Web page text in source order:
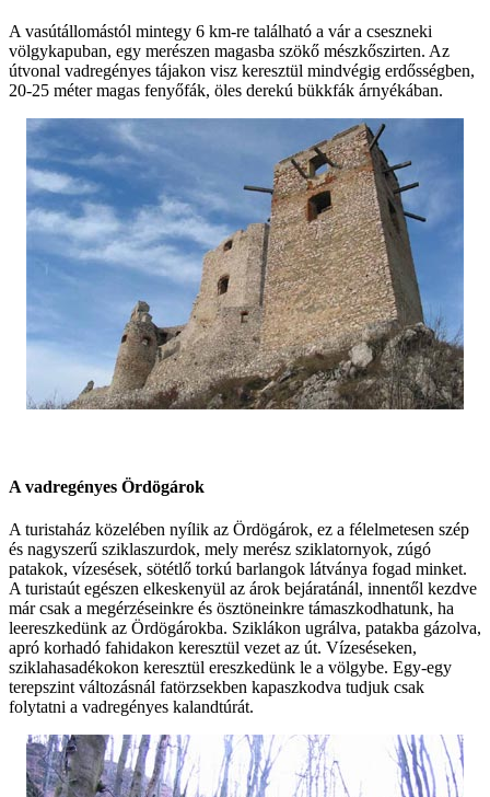
A vasútállomástól mintegy 6 km-re található a vár a cseszneki
völgykapuban, egy merészen magasba szökő mészkőszirten. Az
útvonal vadregényes tájakon visz keresztül mindvégig erdősségben,
20-25 méter magas fenyőfák, öles derekú bükkfák árnyékában.
A vadregényes Ördögárok
A turistaház közelében nyílik az Ördögárok, ez a félelmetesen szép
és nagyszerű sziklaszurdok, mely merész sziklatornyok, zúgó
patakok, vízesések, sötétlő torkú barlangok látványa fogad minket.
A turistaút egészen elkeskenyül az árok bejáratánál, innentől kezdve
már csak a megérzéseinkre és ösztöneinkre támaszkodhatunk, ha
leereszkedünk az Ördögárokba. Sziklákon ugrálva, patakba gázolva,
apró korhadó fahidakon keresztül vezet az út. Vízeséseken,
sziklahasadékokon keresztül ereszkedünk le a völgybe. Egy-egy
terepszint változásnál fatörzsekben kapaszkodva tudjuk csak
folytatni a vadregényes kalandtúrát.